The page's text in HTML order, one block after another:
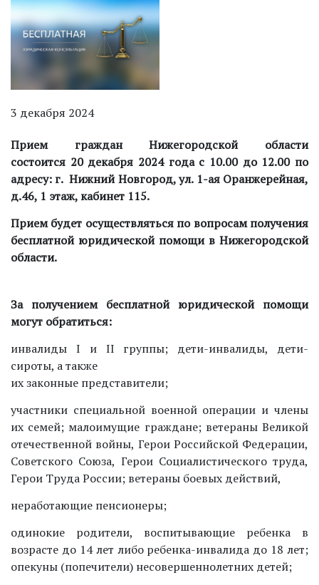
3 декабря 2024
Прием граждан Нижегородской области
состоится 20 декабря 2024 года с 10.00 до 12.00 по
адресу: г. Нижний Новгород, ул. 1-ая Оранжерейная,
д.46, 1 этаж, кабинет 115.
Прием будет осуществляться по вопросамполучения
бесплатной юридической помощи в Нижегородской
области.
За получением бесплатной юридической помощи
могут обратиться:
инвалиды I и II группы; дети-инвалиды, дети-
сироты, а также
их законные представители;
участники специальной военной операции и члены
их семей; малоимущие граждане; ветераны Великой
отечественной войны, Герои Российской Федерации,
Советского Союза, Герои Социалистического труда,
Герои Труда России; ветераны боевых действий,
неработающие пенсионеры;
одинокие родители, воспитывающие ребенка в
возрасте до 14 лет либо ребенка-инвалида до 18 лет;
опекуны (попечители) несовершеннолетних детей;